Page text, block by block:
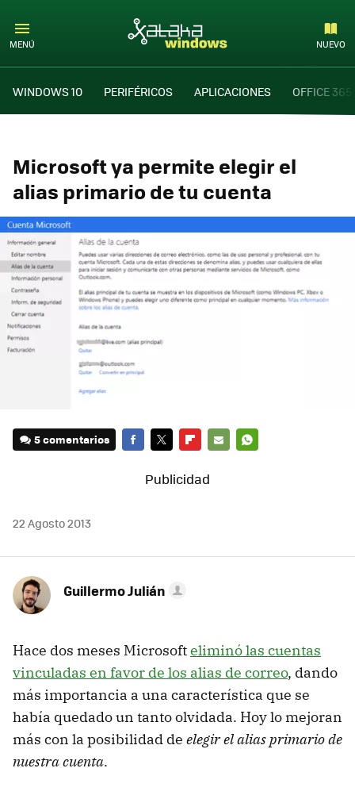
MENÚ NUEVO
WINDOWS 10 PERIFÉRICOS APLICACIONES OFFICE 365
Microsoft ya permite elegir el
alias primario de tu cuenta
5 comentarios
MAIL
22 Agosto 2013
Guillermo Julián
Hace dos meses Microsofteliminó las cuentas
vinculadas en favor de los alias de correo, dando
más importancia a una característica que se
había quedado un tanto olvidada. Hoy lo mejoran
más con la posibilidad de elegir el alias primario de
nuestra cuenta.